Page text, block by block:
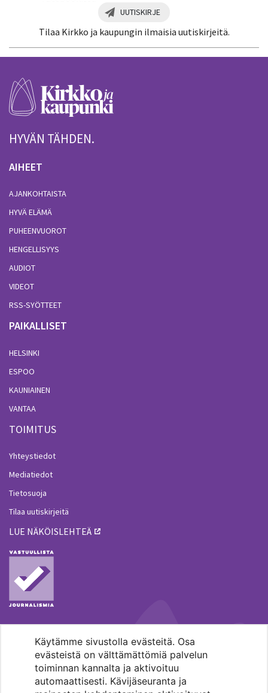
Käytämme sivustolla evästeitä. Osa
evästeistä on välttämättömiä palvelun
toiminnan kannalta ja aktivoituu
automaattisesti. Kävijäseuranta ja
UUTISKIRJE
Tilaa Kirkko ja kaupungin ilmaisia uutiskirjeitä.
HYVÄN TÄHDEN.
AIHEET
AJANKOHTAISTA
HYVÄ ELÄMÄ
PUHEENVUOROT
HENGELLISYYS
AUDIOT
VIDEOT
RSS-SYÖTTEET
PAIKALLISET
HELSINKI
ESPOO
KAUNIAINEN
VANTAA
TOIMITUS
Yhteystiedot
Mediatiedot
Tietosuoja
Tilaa uutiskirjeitä
LUE NÄKÖISLEHTEÄ
MENOHAKU